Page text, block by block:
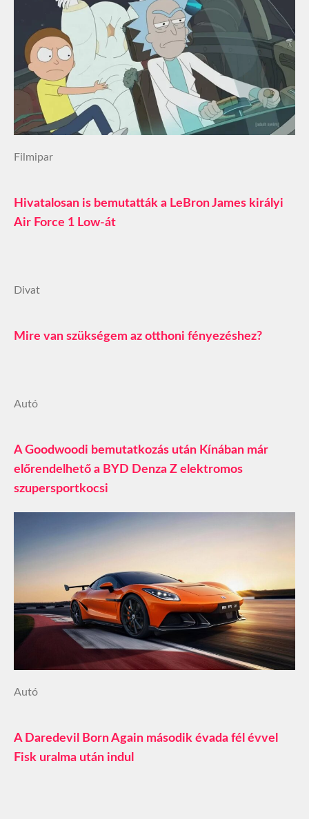
Filmipar
Hivatalosan is bemutatták a LeBron James királyi
Air Force 1 Low-át
Divat
Mire van szükségem az otthoni fényezéshez?
Autó
A Goodwoodi bemutatkozás után Kínában már
előrendelhető a BYD Denza Z elektromos
szupersportkocsi
Autó
A Daredevil Born Again második évada fél évvel
Fisk uralma után indul